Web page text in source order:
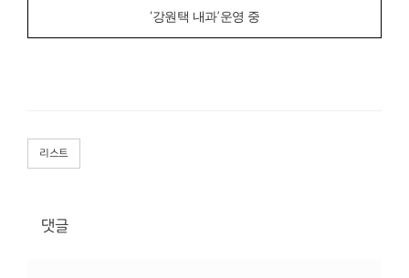
‘강원택 내과’운영 중
리스트
댓글